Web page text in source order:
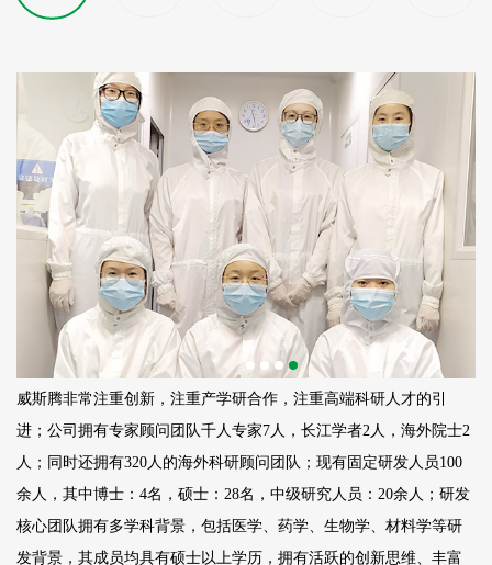
威斯腾非常注重创新，注重产学研合作，注重高端科研人才的引
进；公司拥有专家顾问团队千人专家7人，长江学者2人，海外院士2
人；同时还拥有320人的海外科研顾问团队；现有固定研发人员100
余人，其中博士：4名，硕士：28名，中级研究人员：20余人；研发
核心团队拥有多学科背景，包括医学、药学、生物学、材料学等研
发背景，其成员均具有硕士以上学历，拥有活跃的创新思维、丰富